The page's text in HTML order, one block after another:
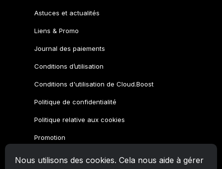
Nous utilisons des cookies. Cela nous aide à gérer
Astuces et actualités
Liens & Promo
Journal des paiements
Conditions d’utilisation
Conditions d'utilisation de Cloud.Boost
Politique de confidentialité
Politique relative aux cookies
Promotion
Famille CryptoTab